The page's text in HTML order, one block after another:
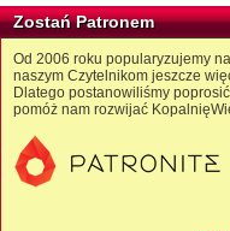
Zostań Patronem
Od 2006 roku popularyzujemy
naszym Czytelnikom jeszcze
Dlatego postanowiliśmy
pomóż nam rozwijać